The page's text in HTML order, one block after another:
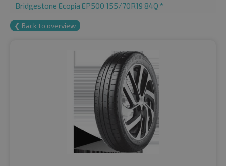
Bridgestone Ecopia EP500 155/70R19 84Q *
❮ Back to overview